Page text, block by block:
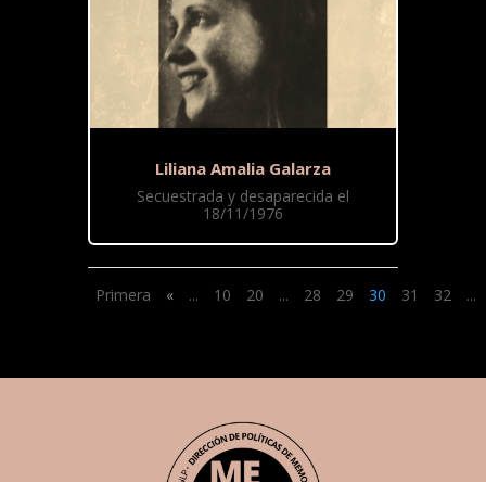
Liliana Amalia Galarza
Secuestrada y desaparecida el
18/11/1976
Primera « ... 10 20 ... 28 29 30 31 32 ...